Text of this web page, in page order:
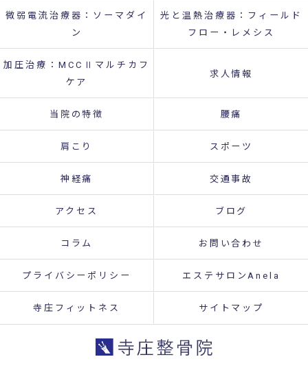
微弱電流治療器：ソーマダイ
ン
光と温熱治療器：フィールド
フロー・レメシス
加圧治療：MCCⅡマルチカフ
ケア
求人情報
当院の特徴 腰痛
肩こり スポーツ
神経痛 交通事故
アクセス ブログ
コラム お問い合わせ
プライバシーポリシー エステサロンAnela
寺庄フィットネス サイトマップ